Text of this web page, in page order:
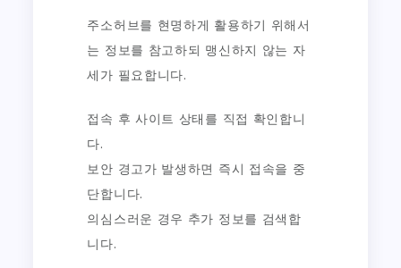
주소허브를 현명하게 활용하기 위해서
는 정보를 참고하되 맹신하지 않는 자
세가 필요합니다.
접속 후 사이트 상태를 직접 확인합니
다.
보안 경고가 발생하면 즉시 접속을 중
단합니다.
의심스러운 경우 추가 정보를 검색합
니다.